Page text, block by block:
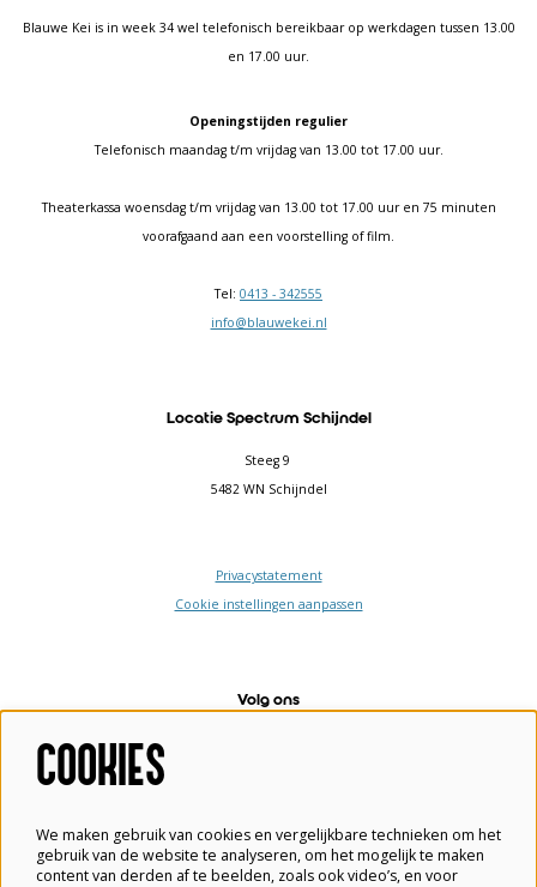
Blauwe Kei is in week 34 wel telefonisch bereikbaar op werkdagen tussen 13.00
en 17.00 uur.
Openingstijden regulier
Telefonisch maandag t/m vrijdag van 13.00 tot 17.00 uur.
Theaterkassa woensdag t/m vrijdag van 13.00 tot 17.00 uur en 75 minuten
voorafgaand aan een voorstelling of film.
Tel: 0413 - 342555
info@blauwekei.nl
Locatie Spectrum Schijndel
Steeg 9
5482 WN Schijndel
Privacystatement
Cookie instellingen aanpassen
Volg ons
COOKIES
We maken gebruik van cookies en vergelijkbare technieken om het
gebruik van de website te analyseren, om het mogelijk te maken
content van derden af te beelden, zoals ook video’s, en voor